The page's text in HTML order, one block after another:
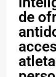
de